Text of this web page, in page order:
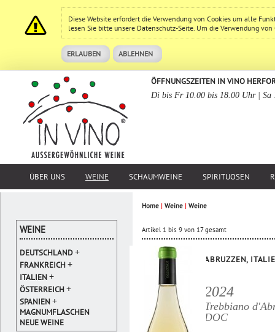
Diese Website erfordert die Verwendung von Cookies um alle
lesen Sie bitte unsere Datenschutz-Seite. Um die Verwendung
ERLAUBEN ABLEHNEN
ÖFFNUNGSZEITEN IN VINO
Di bis Fr 10.00 bis 18.00 Uhr | Sa
ÜBER UNS WEINE SCHAUMWEINE SPIRITUOSEN
Home | Weine | Weine
Artikel 1 bis 9 von 17 gesamt
ABRUZZEN,
2024
Trebbiano
DOC
WEINE
DEUTSCHLAND+
FRANKREICH+
ITALIEN+
ÖSTERREICH+
SPANIEN+
MAGNUMFLASCHEN
NEUE WEINE